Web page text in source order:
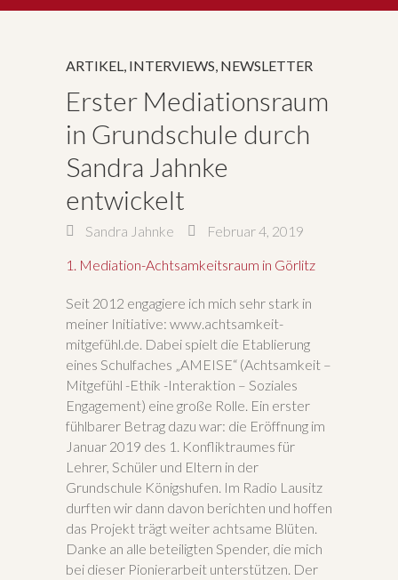
ARTIKEL, INTERVIEWS, NEWSLETTER
Erster Mediationsraum
in Grundschule durch
Sandra Jahnke
entwickelt
Sandra Jahnke
Februar 4, 2019
1. Mediation-Achtsamkeitsraum in Görlitz
Seit 2012 engagiere ich mich sehr stark in
meiner Initiative: www.achtsamkeit-
mitgefühl.de. Dabei spielt die Etablierung
eines Schulfaches „AMEISE“ (Achtsamkeit –
Mitgefühl -Ethik -Interaktion – Soziales
Engagement) eine große Rolle. Ein erster
fühlbarer Betrag dazu war: die Eröffnung im
Januar 2019 des 1. Konfliktraumes für
Lehrer, Schüler und Eltern in der
Grundschule Königshufen. Im Radio Lausitz
durften wir dann davon berichten und hoffen
das Projekt trägt weiter achtsame Blüten.
Danke an alle beteiligten Spender, die mich
bei dieser Pionierarbeit unterstützen. Der